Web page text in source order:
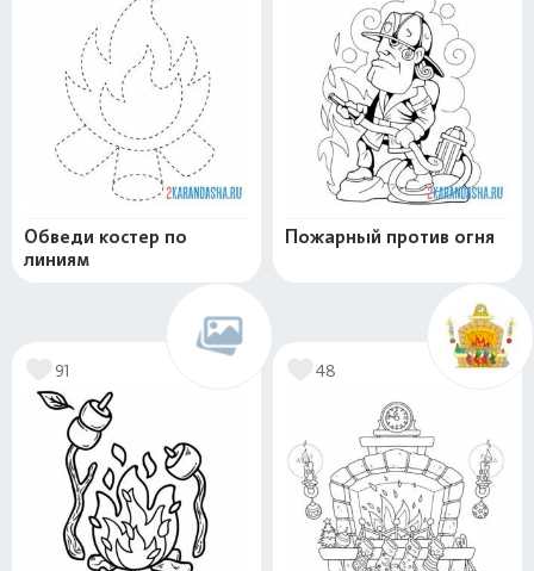
Обведи костер по
линиям
Пожарный против огня
91 48